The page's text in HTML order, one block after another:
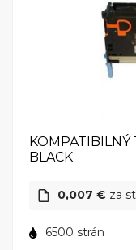
HP Color LaserJet
ktorá vám prináša
ovládanie. S
spoľahlivosťou
výnimočný výkon a
BLACK
0,007 € za
6500 strán